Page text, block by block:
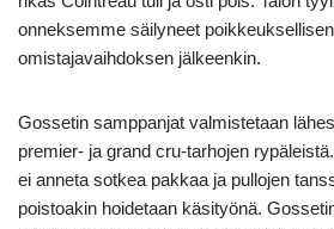
onneksemme säilyneet
omistajavaihdoksen jälkeenkin.
Gossetin samppanjat valmistetaan
premier- ja grand cru-tarhojen
ei anneta sotkea pakkaa ja pullojen
poistoakin hoidetaan käsityönä.